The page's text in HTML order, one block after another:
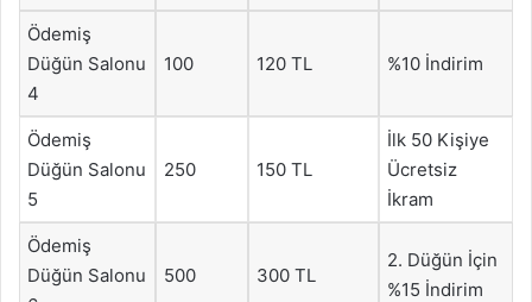
Ödemiş
Düğün Salonu
4
100 120 TL %10 İndirim
Ödemiş
Düğün Salonu
5
250 150 TL
İlk 50 Kişiye
Ücretsiz
İkram
Ödemiş
Düğün Salonu
500 300 TL
2. Düğün İçin
%15 İndirim